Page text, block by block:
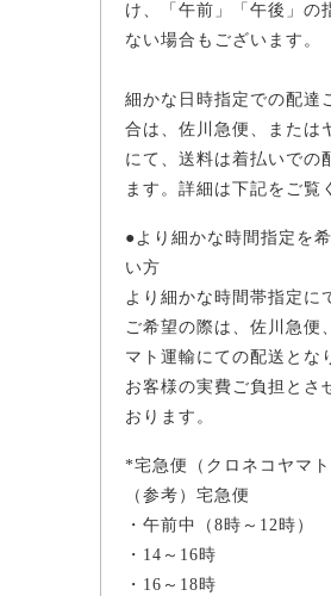
け、「午前」「午後」の
ない場合もございます。
細かな日時指定での配達
合は、佐川急便、または
にて、送料は着払いでの
ます。詳細は下記をご覧
●より細かな時間指定を
い方
より細かな時間帯指定に
ご希望の際は、佐川急便
マト運輸にての配送とな
お客様の実費ご負担とさ
おります。
*宅急便（クロネコヤマト
（参考）宅急便
・午前中（8時～12時）
・14～16時
・16～18時